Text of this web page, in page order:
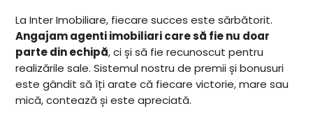
La Inter Imobiliare, fiecare succes este sărbătorit.
Angajam agenti imobiliari care să fie nu doar
parte din echipă, ci și să fie recunoscut pentru
realizările sale. Sistemul nostru de premii și bonusuri
este gândit să îți arate că fiecare victorie, mare sau
mică, contează și este apreciată.